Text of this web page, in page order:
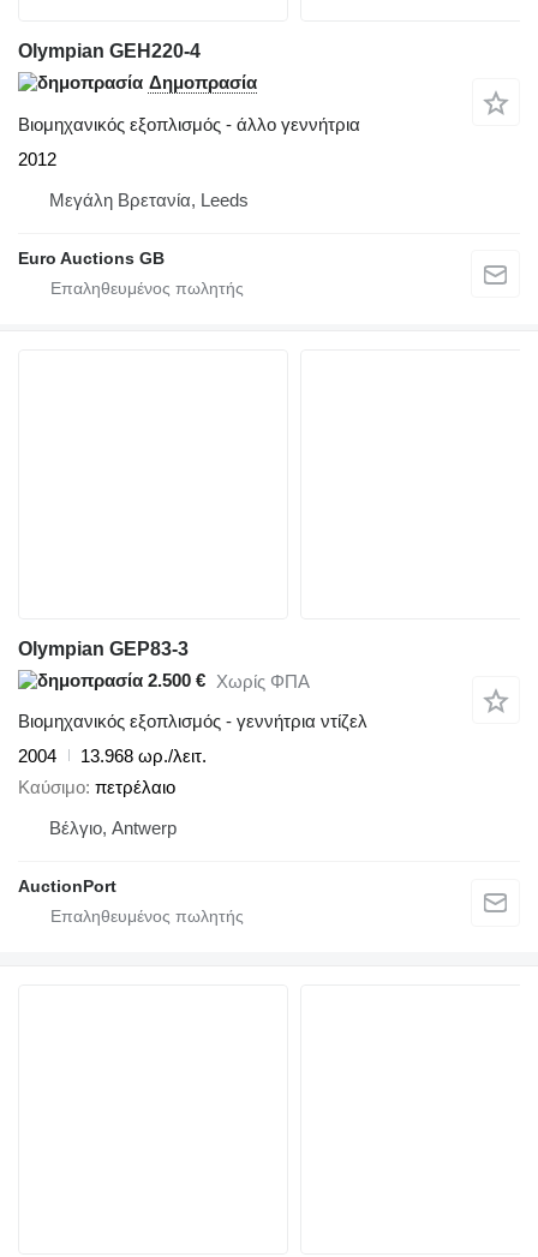
Olympian GEH220-4
Δημοπρασία
Βιομηχανικός εξοπλισμός - άλλο γεννήτρια
2012
Μεγάλη Βρετανία, Leeds
Euro Auctions GB
Olympian GEP83-3
2.500 € Χωρίς ΦΠΑ
Βιομηχανικός εξοπλισμός - γεννήτρια ντίζελ
2004
13.968 ωρ./λειτ.
Καύσιμο πετρέλαιο
Βέλγιο, Antwerp
AuctionPort